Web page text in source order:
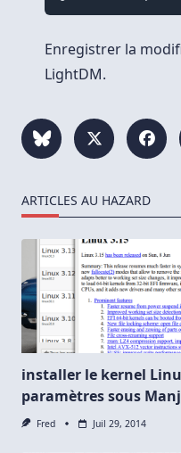
Enregistrer la
LightDM.
ARTICLES AU HAZARD
installer le kernel
paramètres sous
Fred Juil 29, 2014